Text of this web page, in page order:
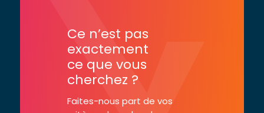
Ce n’est pas
exactement
ce que vous
cherchez ?
Faites-nous part de vos